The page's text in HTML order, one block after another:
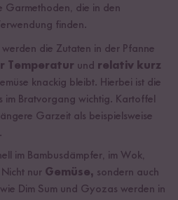
Garmethoden, die in den
finden.
werden die Zutaten in der Pfanne
Temperatur und relativ kurz
knackig bleibt. Hierbei ist die
im Bratvorgang wichtig. Kartoffel
Garzeit als beispielsweise
im Bambusdämpfer, im Wok,
Nicht nur Gemüse, sondern auch
wie Dim Sum und Gyozas werden in